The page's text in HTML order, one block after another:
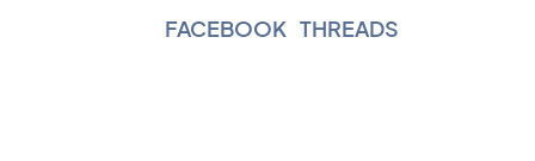
FACEBOOK THREADS